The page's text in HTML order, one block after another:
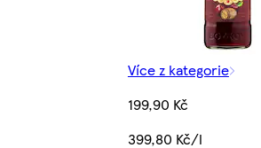
Více z kategorie
199,90 Kč
399,80 Kč/l